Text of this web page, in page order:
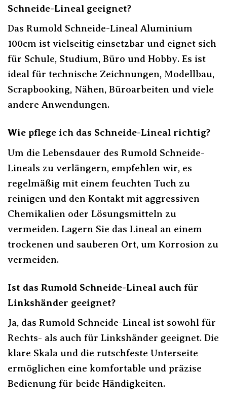
Schneide-Lineal geeignet?
Das Rumold Schneide-Lineal Aluminium
100cm ist vielseitig einsetzbar und eignet sich
für Schule, Studium, Büro und Hobby. Es ist
ideal für technische Zeichnungen, Modellbau,
Scrapbooking, Nähen, Büroarbeiten und viele
andere Anwendungen.
Wie pflege ich das Schneide-Lineal richtig?
Um die Lebensdauer des Rumold Schneide-
Lineals zu verlängern, empfehlen wir, es
regelmäßig mit einem feuchten Tuch zu
reinigen und den Kontakt mit aggressiven
Chemikalien oder Lösungsmitteln zu
vermeiden. Lagern Sie das Lineal an einem
trockenen und sauberen Ort, um Korrosion zu
vermeiden.
Ist das Rumold Schneide-Lineal auch für
Linkshänder geeignet?
Ja, das Rumold Schneide-Lineal ist sowohl für
Rechts- als auch für Linkshänder geeignet. Die
klare Skala und die rutschfeste Unterseite
ermöglichen eine komfortable und präzise
Bedienung für beide Händigkeiten.